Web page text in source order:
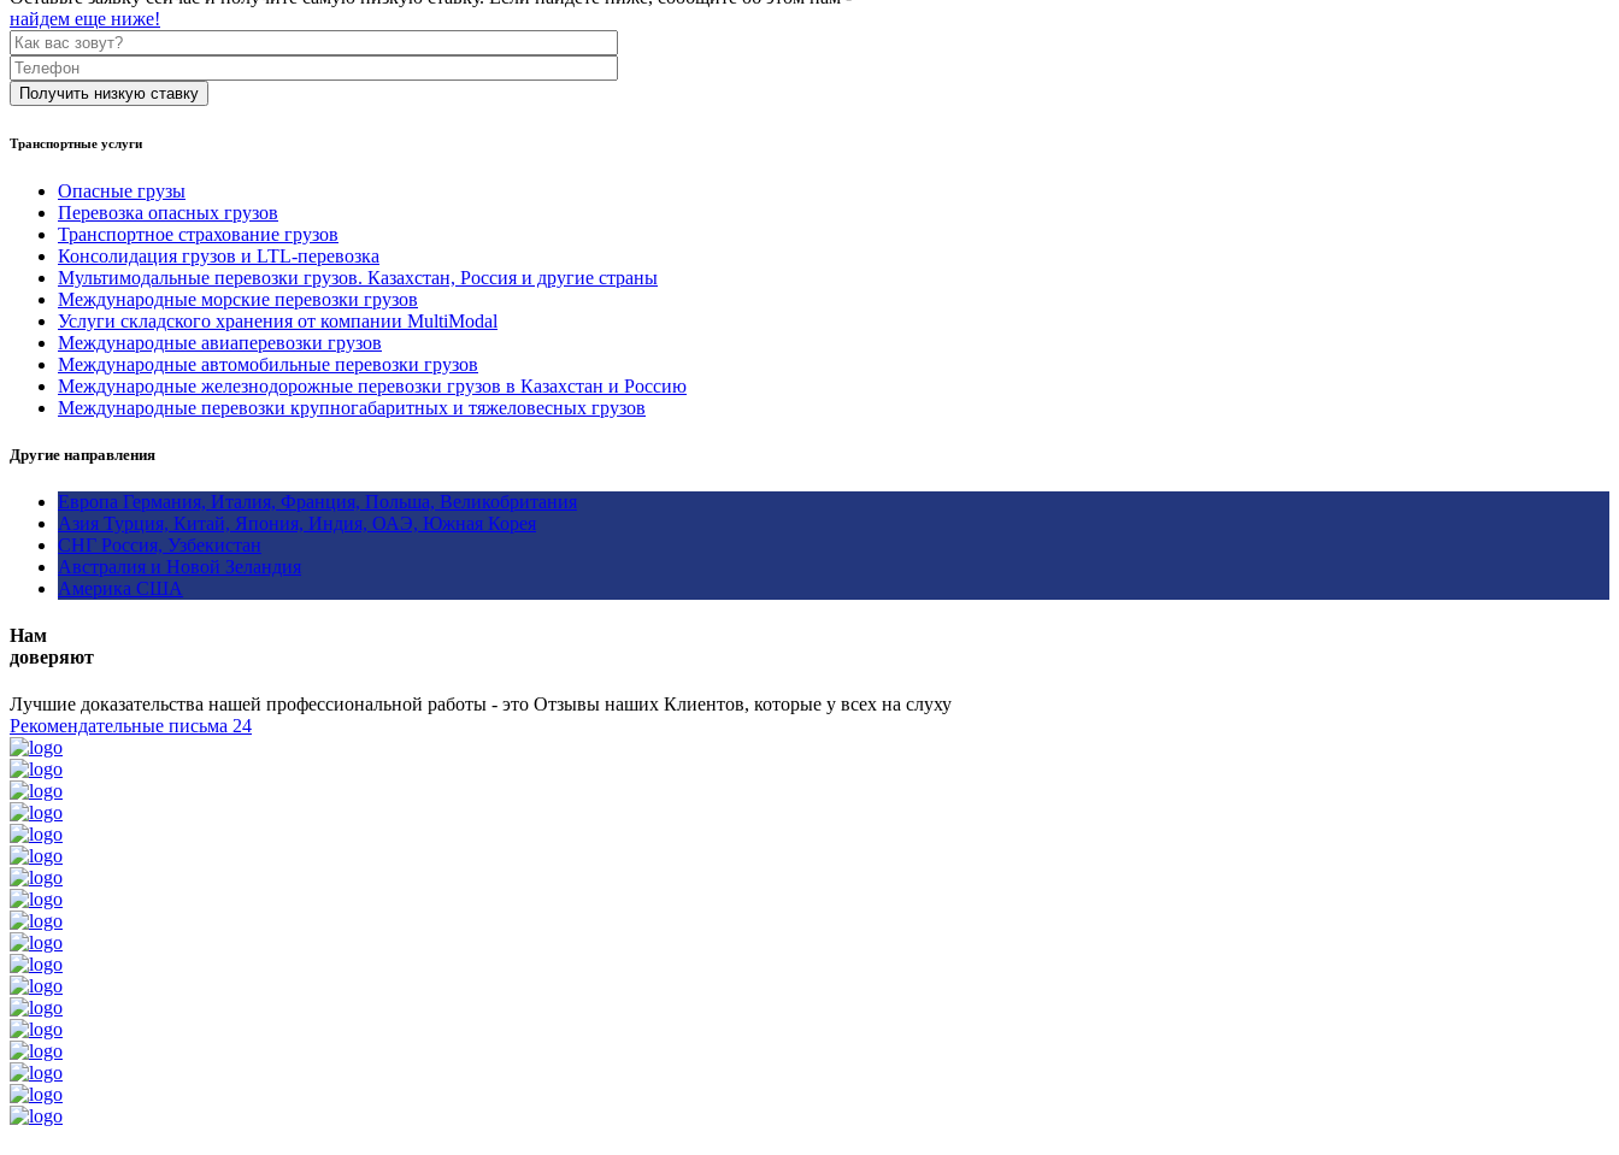
найдем еще ниже!
Как вас зовут?
Телефон
Транспортные услуги
Опасные грузы
Перевозка опасных грузов
Транспортное страхование грузов
Консолидация грузов и LTL-перевозка
Мультимодальные перевозки грузов. Казахстан, Россия и другие страны
Международные морские перевозки грузов
Услуги складского хранения от компании MultiModal
Международные авиаперевозки грузов
Международные автомобильные перевозки грузов
Международные железнодорожные перевозки грузов в Казахстан и Россию
Международные перевозки крупногабаритных и тяжеловесных грузов
Другие направления
Европа Германия, Италия, Франция, Польша, Великобритания
Азия Турция, Китай, Япония, Индия, ОАЭ, Южная Корея
СНГ Россия, Узбекистан
Австралия и Новой Зеландия
Америка США
Нам
доверяют
Лучшие доказательства нашей профессиональной работы - это Отзывы наших Клиентов, которые у всех на слуху
Рекомендательные письма 24